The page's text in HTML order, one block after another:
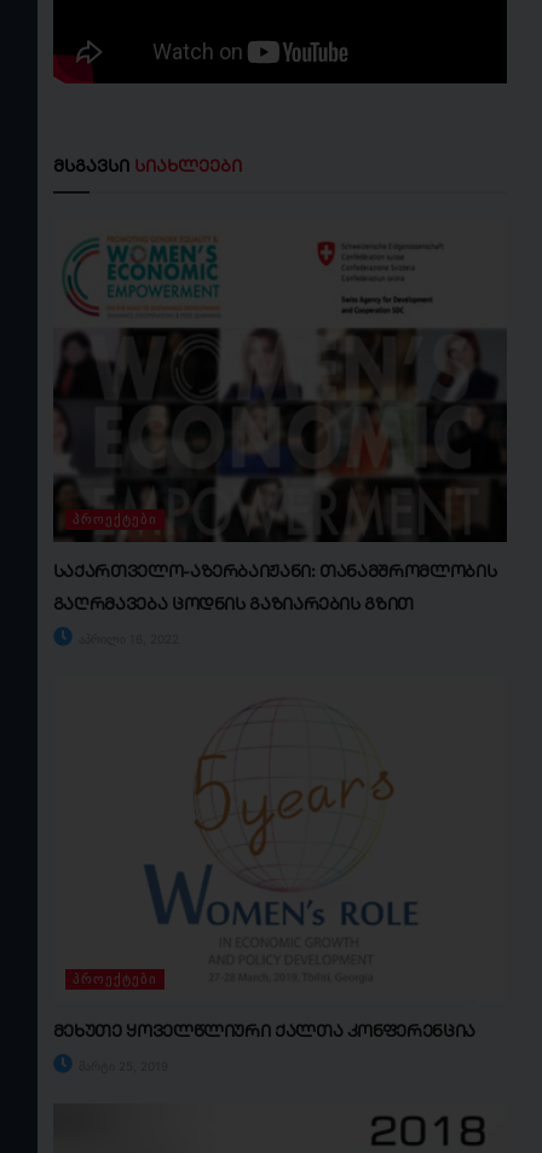
მსგავსი სიახლეები
ᲞᲠᲝᲔᲥᲢᲔᲑᲘ
საქართველო-აზერბაიჟანი: თანამშრომლობის
გაღრმავება ცოდნის გაზიარების გზით
ᲞᲠᲝᲔᲥᲢᲔᲑᲘ
მეხუთე ყოველწლიური ქალთა კონფერენცია